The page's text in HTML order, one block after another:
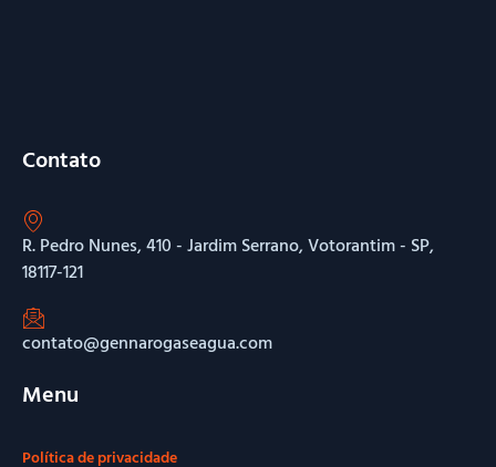
Contato
R. Pedro Nunes, 410 - Jardim Serrano, Votorantim - SP,
18117-121
contato@gennarogaseagua.com
Menu
Política de privacidade